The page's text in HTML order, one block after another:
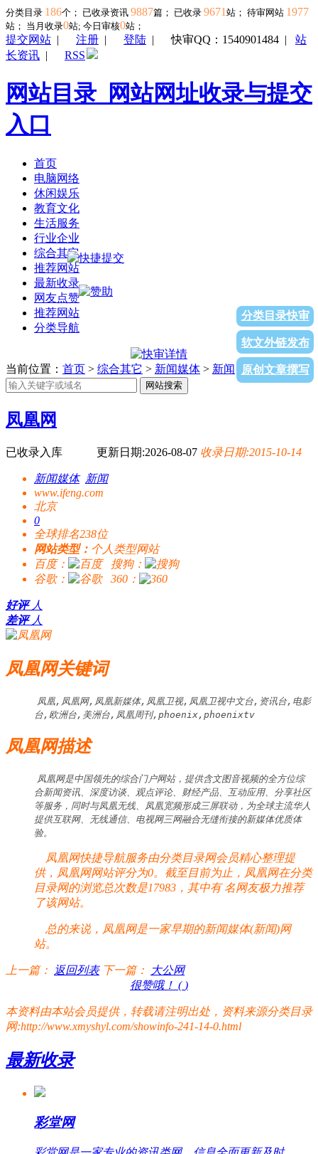
分类目录 186个； 已收录资讯 9887篇； 已收录 9671 站； 待审网站 1977
站； 当月收录0站; 今日审核0站；
提交网站 | 注册 | 登陆 |快审QQ：1540901484 | 站
长资讯 | RSS
网站目录_网站网址收录与提交
入口
首页
电脑网络
休闲娱乐
教育文化
生活服务
行业企业
综合其它
推荐网站
最新收录
网友点赞
推荐网站
分类导航
分类目录快审
软文外链发布
原创文章撰写
当前位置： 首页 > 综合其它 > 新闻媒体 > 新闻 > 凤凰网
网站搜索
凤凰网
已收录入库 更新日期:2026-08-07 收录日期:2015-10-14
新闻媒体 新闻
www.ifeng.com
北京
0
全球排名238位
网站类型： 个人类型网站
百度：
搜狗：
谷歌：
360：
好评 人
差评 人
凤凰网关键词
凤凰,凤凰网,凤凰新媒体,凤凰卫视,凤凰卫视中文台,资讯台,电影
台,欧洲台,美洲台,凤凰周刊,phoenix,phoenixtv
凤凰网描述
凤凰网是中国领先的综合门户网站，提供含文图音视频的全方位综
合新闻资讯、深度访谈、观点评论、财经产品、互动应用、分享社区
等服务，同时与凤凰无线、凤凰宽频形成三屏联动，为全球主流华人
提供互联网、无线通信、电视网三网融合无缝衔接的新媒体优质体
验。
凤凰网快捷导航服务由分类目录网会员精心整理提
供，凤凰网网站评分为0。截至目前为止，凤凰网在分类
目录网的浏览总次数是17983，其中有名网友极力推荐
了该网站。
总的来说，凤凰网是一家早期的新闻媒体(新闻)网
站。
上一篇： 返回列表 下一篇：
大公网
很赞哦！ ( )
本资料由本站会员提供，转载请注明出处，资料来源分类目录
网:http://www.xmyshyl.com/showinfo-241-14-0.html
最新收录
彩堂网